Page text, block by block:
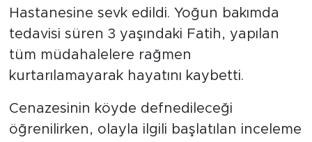
Hastanesine sevk edildi. Yoğun bakımda
tedavisi süren 3 yaşındaki Fatih, yapılan
tüm müdahalelere rağmen
kurtarılamayarak hayatını kaybetti.
Cenazesinin köyde defnedileceği
öğrenilirken, olayla ilgili başlatılan inceleme